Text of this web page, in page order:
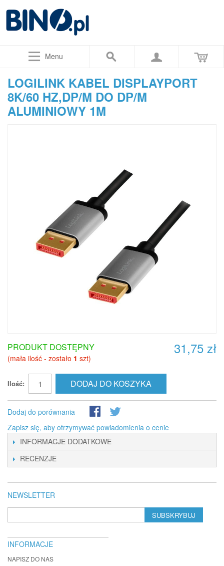
Menu
LOGILINK KABEL DISPLAYPORT
8K/60 HZ,DP/M DO DP/M
ALUMINIOWY 1M
31,75 zł
PRODUKT DOSTĘPNY
(mała ilość - zostało 1 szt)
Ilość: DODAJ DO KOSZYKA
Dodaj do porównania
Zapisz się, aby otrzymywać powiadomienia o cenie
INFORMACJE DODATKOWE
RECENZJE
NEWSLETTER
SUBSKRYBUJ
INFORMACJE
NAPISZ DO NAS